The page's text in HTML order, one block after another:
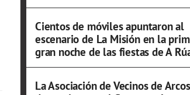
Cientos de móviles apuntaron al
escenario de La Misión en la
gran noche de las fiestas de A
La Asociación de Vecinos de Arcos